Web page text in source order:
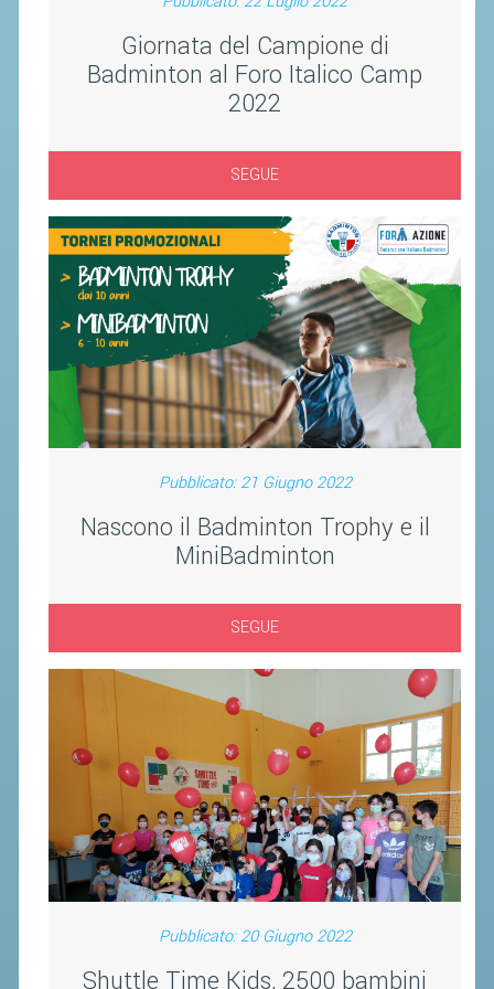
Giornata del Campione di
Badminton al Foro Italico Camp
2022
SEGUE
Pubblicato: 21 Giugno 2022
Nascono il Badminton Trophy e il
MiniBadminton
SEGUE
Pubblicato: 20 Giugno 2022
Shuttle Time Kids, 2500 bambini
ACCEDI AL TESSERAMENTO ON
LINE
ASSICURAZIONE
MODULI
AFFILIARE UN ESD
GARE ED EVENTI
CALENDARIO
COMUNICATI
ALBO D'ORO CAMPIONATI ITALIANI
CAMPIONATI A SQUADRE
EVENTI INTERNAZIONALI
CLASSIFICHE 2013-2020
MODULI
UFFICIALI DI GARA
RICHIESTA TORNEI
PARA BADMINTON
L'ATTIVITÀ
TESSERAMENTO
REGOLAMENTI